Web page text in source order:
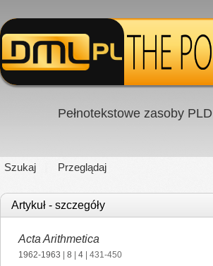
Pełnotekstowe zasoby
Szukaj Przeglądaj
Artykuł - szczegóły
Acta Arithmetica
1962-1963 8 4 | 431-450